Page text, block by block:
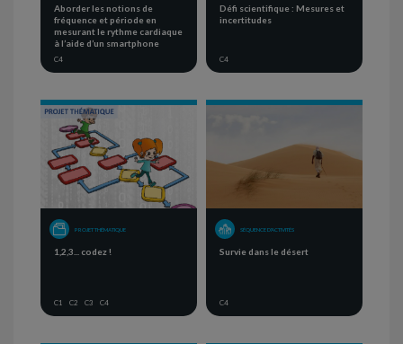
Aborder les notions de
fréquence et période en
mesurant le rythme cardiaque
à l’aide d’un smartphone
C4
Défi scientifique : Mesures et
incertitudes
C4
PROJET THÉMATIQUE
1,2,3... codez !
C1 C2 C3 C4
SÉQUENCE D'ACTIVITÉS
Survie dans le désert
C4